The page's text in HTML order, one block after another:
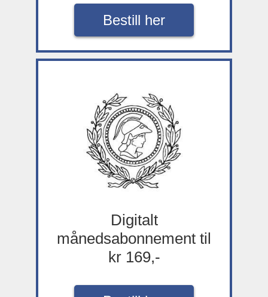
Bestill her
Digitalt
månedsabonnement til
kr 169,-